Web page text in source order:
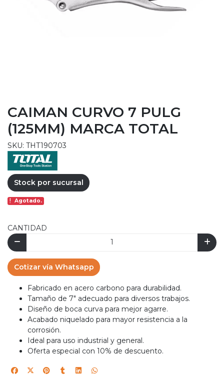
CAIMAN CURVO 7 PULG
(125MM) MARCA TOTAL
SKU: THT190703
Stock por sucursal
Agotado.
CANTIDAD
Cotizar vía Whatsapp
Fabricado en acero carbono para durabilidad.
Tamaño de 7" adecuado para diversos trabajos.
Diseño de boca curva para mejor agarre.
Acabado niquelado para mayor resistencia a la
corrosión.
Ideal para uso industrial y general.
Oferta especial con 10% de descuento.